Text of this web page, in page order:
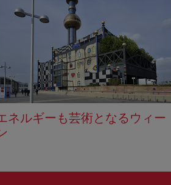
ネルギーも芸術となるウィー